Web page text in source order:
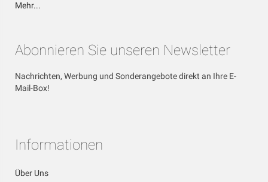
Mehr...
Abonnieren Sie unseren Newsletter
Nachrichten, Werbung und Sonderangebote direkt an Ihre E-
Mail-Box!
Informationen
Über Uns